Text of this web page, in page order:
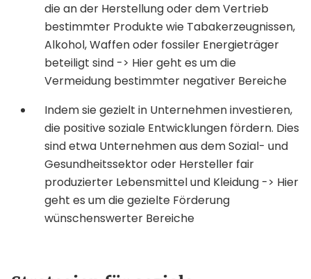
die an der Herstellung oder dem Vertrieb
bestimmter Produkte wie Tabakerzeugnissen,
Alkohol, Waffen oder fossiler Energieträger
beteiligt sind -> Hier geht es um die
Vermeidung bestimmter negativer Bereiche
Indem sie gezielt in Unternehmen investieren,
die positive soziale Entwicklungen fördern. Dies
sind etwa Unternehmen aus dem Sozial- und
Gesundheitssektor oder Hersteller fair
produzierter Lebensmittel und Kleidung -> Hier
geht es um die gezielte Förderung
wünschenswerter Bereiche